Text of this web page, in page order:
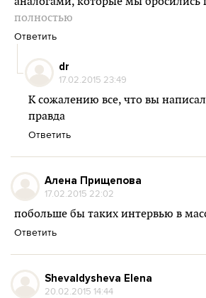
полностью
Ответить
dr
17.02.2015 23:49
К сожалению все, что вы
правда
Ответить
Алена Прищепова
17.02.2015 22:02
побольше бы таких интервью в
Ответить
Shevaldysheva Elena
20.02.2015 14:44